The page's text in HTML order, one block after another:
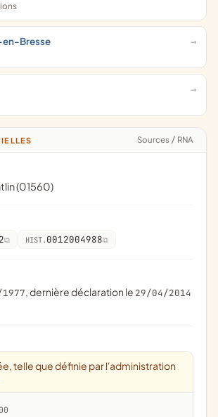
en-Bresse
Sources / RNA
(01560)
HIST. 0012004988
, dernière déclaration le 29/04/2014
telle que définie par l'administration